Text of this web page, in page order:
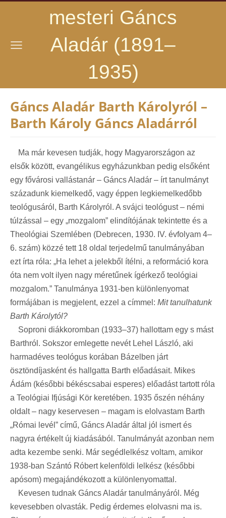
mesteri Gáncs
Aladár (1891–
1935)
Gáncs Aladár Barth Károlyról –
Barth Károly Gáncs Aladárról
Ma már kevesen tudják, hogy Magyarországon az
elsők között, evangélikus egyházunkban pedig elsőként
egy fővárosi vallástanár – Gáncs Aladár – írt tanulmányt
századunk kiemelkedő, vagy éppen legkiemelkedőbb
teológusáról, Barth Károlyról. A svájci teológust – némi
túlzással – egy „mozgalom” elindítójának tekintette és a
Theológiai Szemlében (Debrecen, 1930. IV. évfolyam 4–
6. szám) közzé tett 18 oldal terjedelmű tanulmányában
ezt írta róla: „Ha lehet a jelekből ítélni, a reformáció kora
óta nem volt ilyen nagy méretűnek ígérkező teológiai
mozgalom.” Tanulmánya 1931-ben különlenyomat
formájában is megjelent, ezzel a címmel: Mit tanulhatunk
Barth Károlytól?
Soproni diákkoromban (1933–37) hallottam egy s mást
Barthról. Sokszor emlegette nevét Lehel László, aki
harmadéves teológus korában Bázelben járt
ösztöndíjasként és hallgatta Barth előadásait. Mikes
Ádám (későbbi békéscsabai esperes) előadást tartott róla
a Teológiai Ifjúsági Kör keretében. 1935 őszén néhány
oldalt – nagy keservesen – magam is elolvastam Barth
„Római levél” című, Gáncs Aladár által jól ismert és
nagyra értékelt új kiadásából. Tanulmányát azonban nem
adta kezembe senki. Már segédlelkész voltam, amikor
1938-ban Szántó Róbert kelenföldi lelkész (későbbi
apósom) megajándékozott a különlenyomattal.
Kevesen tudnak Gáncs Aladár tanulmányáról. Még
kevesebben olvasták. Pedig érdemes elolvasni ma is.